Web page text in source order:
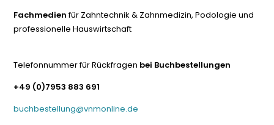
Fachmedienfür Zahntechnik & Zahnmedizin, Podologie und
professionelle Hauswirtschaft
Telefonnummer für Rückfragen bei Buchbestellungen
+49 (0)7953 883 691
buchbestellung@vnmonline.de